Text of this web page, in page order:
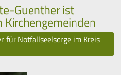
Guenther ist
Kirchengemeinden
für Notfallseelsorge im Kreis